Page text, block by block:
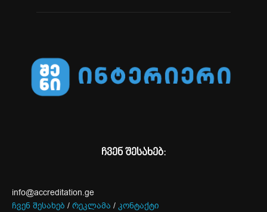
ჩვენ შესახებ:
info@accreditation.ge
ჩვენ შესახებ / რეკლამა / კონტაქტი